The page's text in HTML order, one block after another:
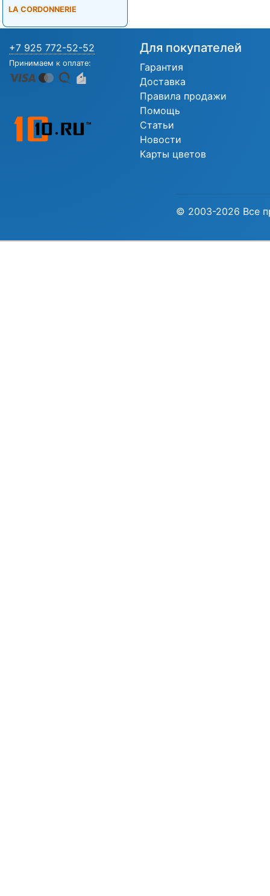
LA CORDONNERIE
+7 925 772-52-52
Принимаем к оплате:
Для покупателей
Гарантия
Доставка
Правила продажи
Помощь
Статьи
Новости
Карты цветов
© 2003-2026 Все